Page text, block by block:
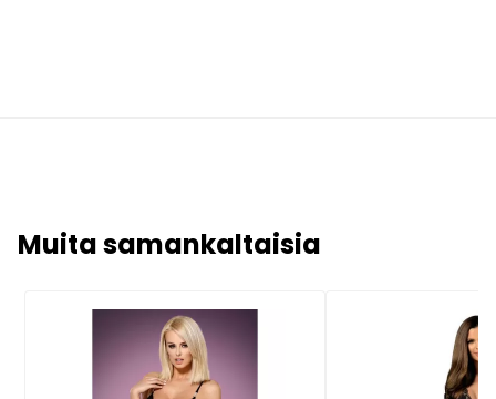
Muita samankaltaisia